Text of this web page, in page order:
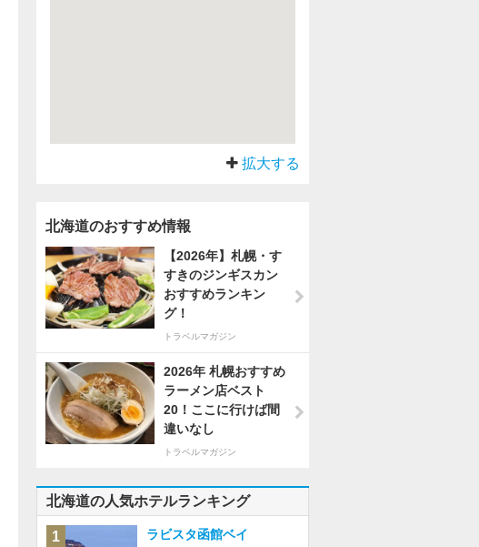
拡大する
北海道のおすすめ情報
【2026年】札幌・す
すきのジンギスカン
おすすめランキン
グ！
トラベルマガジン
2026年 札幌おすすめ
ラーメン店ベスト
20！ここに行けば間
違いなし
トラベルマガジン
北海道の人気ホテルランキング
1 ラビスタ函館ベイ